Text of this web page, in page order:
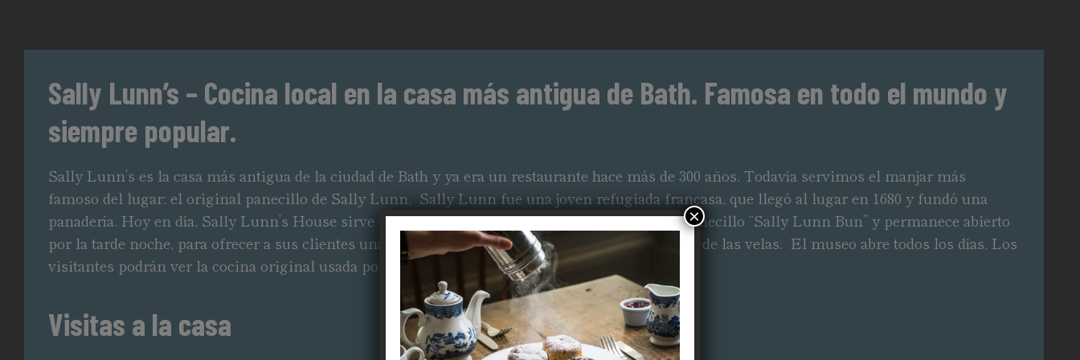
Sally Lunn’s – Cocina local en la casa más antigua de Bath. Famosa en todo el mundo y
siempre popular.
Sally Lunn’s es la casa más antigua de la ciudad de Bath y ya era un restaurante hace más de 300 años. Todavía servimos el manjar más
famoso del lugar: el original panecillo de Sally Lunn. Sally Lunn fue una joven refugiada francasa, que llegó al lugar en 1680 y fundó una
panadería. Hoy en día, Sally Lunn’s House sirve durante el día un menú basado en el famoso panecillo “Sally Lunn Bun” y permanece abierto
por la tarde noche, para ofrecer a sus clientes una velada con excelente comida británica a la luz de las velas. El museo abre todos los días. Los
visitantes podrán ver la cocina original usada por Sally.
Visitas a la casa
×